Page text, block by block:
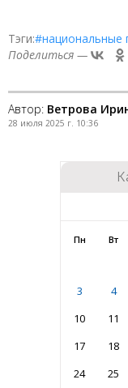
Тэги:#национальные
Поделиться —
Автор: Ветрова
28 июля 2025 г. 10:36
Пн Вт
3
4
10
11
17
18
24
25